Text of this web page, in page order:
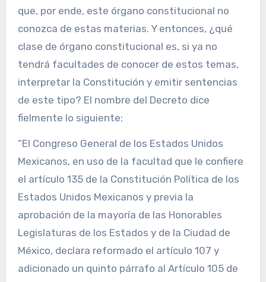
que, por ende, este órgano constitucional no
conozca de estas materias. Y entonces, ¿qué
clase de órgano constitucional es, si ya no
tendrá facultades de conocer de estos temas,
interpretar la Constitución y emitir sentencias
de este tipo? El nombre del Decreto dice
fielmente lo siguiente:
“El Congreso General de los Estados Unidos
Mexicanos, en uso de la facultad que le confiere
el artículo 135 de la Constitución Política de los
Estados Unidos Mexicanos y previa la
aprobación de la mayoría de las Honorables
Legislaturas de los Estados y de la Ciudad de
México, declara reformado el artículo 107 y
adicionado un quinto párrafo al Artículo 105 de